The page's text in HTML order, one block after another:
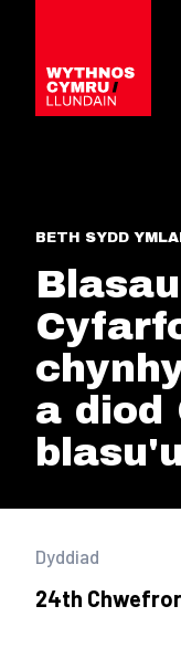
BETH SYDD
a diod
Dyddiad
24th Chwefror